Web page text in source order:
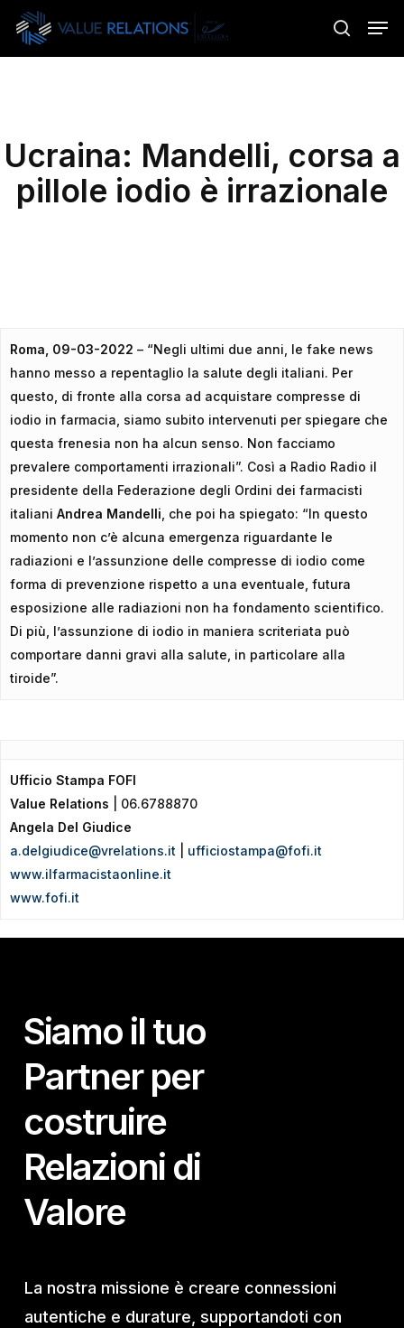
Skip
main
search
Ucraina: Mandelli, corsa a
pillole iodio è irrazionale
Roma, 09-03-2022 – “Negli ultimi due anni, le fake news
hanno messo a repentaglio la salute degli italiani. Per
questo, di fronte alla corsa ad acquistare compresse di
iodio in farmacia, siamo subito intervenuti per spiegare che
questa frenesia non ha alcun senso. Non facciamo
prevalere comportamenti irrazionali”. Così a Radio Radio il
presidente della Federazione degli Ordini dei farmacisti
italiani Andrea Mandelli , che poi ha spiegato: “In questo
momento non c’è alcuna emergenza riguardante le
radiazioni e l’assunzione delle compresse di iodio come
forma di prevenzione rispetto a una eventuale, futura
esposizione alle radiazioni non ha fondamento scientifico.
Di più, l’assunzione di iodio in maniera scriteriata può
comportare danni gravi alla salute, in particolare alla
tiroide”.
Ufficio Stampa FOFI
Value Relations | 06.6788870
Angela Del Giudice
a.delgiudice@vrelations.it
ufficiostampa@fofi.it
www.ilfarmacistaonline.it
www.fofi.it
Siamo il tuo
Partner per
costruire
Relazioni di
Valore
La nostra missione è creare connessioni
autentiche e durature, supportandoti con